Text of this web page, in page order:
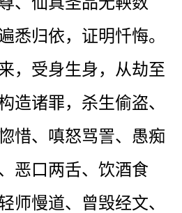
悉归依，证明忏悔。
，受身生身，从劫至
造诸罪，杀生偷盗、
惜、嗔怒骂詈、愚痴
恶口两舌、饮酒食
师慢道、曾毁经文、